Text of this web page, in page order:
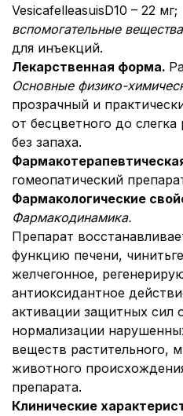
VesicafelleasuisD10 – 22 мг;
вспомогательные
для инъекций.
Лекарственная форма.
Основные физико-
прозрачный и
от бесцветного до
без запаха.
гомеопатический
Фармакологические
Фармакодинамика.
Препарат
функцию печени,
желчегонное,
антиоксидантное
активации защитных сил
нормализации
веществ растительного,
животного
препарата.
Клинические